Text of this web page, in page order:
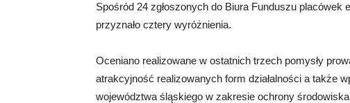
Spośród 24 zgłoszonych do Biura Funduszu placówek
przyznało cztery wyróżnienia.
Oceniano realizowane w ostatnich trzech pomysły
atrakcyjność realizowanych form działalności a także
województwa śląskiego w zakresie ochrony